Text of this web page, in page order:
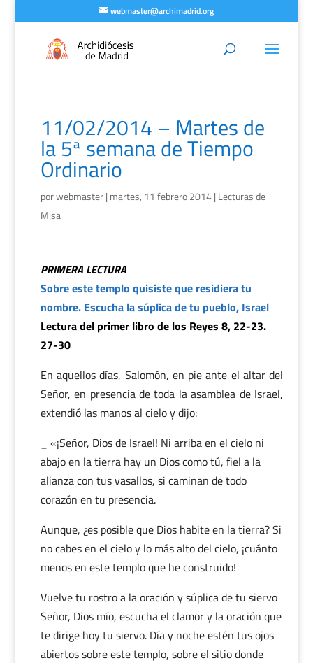
webmaster@archimadrid.org
11/02/2014 – Martes de
la 5ª semana de Tiempo
Ordinario
porwebmaster| martes, 11 febrero 2014| Lecturas de
Misa
PRIMERA LECTURA
Sobre este templo quisiste que residiera tu
nombre. Escucha la súplica de tu pueblo, Israel
Lectura del primer libro de los Reyes 8, 22-23.
27-30
En aquellos días, Salomón, en pie ante el altar del
Señor, en presencia de toda la asamblea de Israel,
extendió las manos al cielo y dijo:
_ «¡Señor, Dios de Israel! Ni arriba en el cielo ni
abajo en la tierra hay un Dios como tú, fiel a la
alianza con tus vasallos, si caminan de todo
corazón en tu presencia.
Aunque, ¿es posible que Dios habite en la tierra? Si
no cabes en el cielo y lo más alto del cielo, ¡cuánto
menos en este templo que he construido!
Vuelve tu rostro a la oración y súplica de tu siervo
Señor, Dios mío, escucha el clamor y la oración que
te dirige hoy tu siervo. Día y noche estén tus ojos
abiertos sobre este templo, sobre el sitio donde